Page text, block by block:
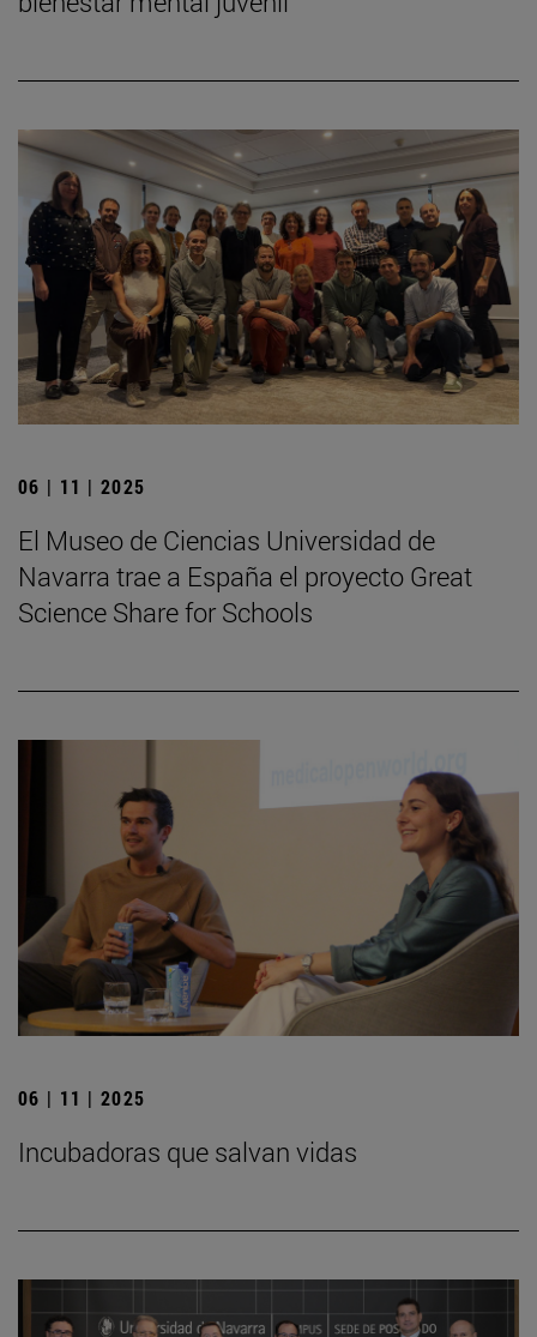
06 | 11 | 2025
El Museo de Ciencias Universidad de
Navarra trae a España el proyecto Great
Science Share for Schools
06 | 11 | 2025
Incubadoras que salvan vidas